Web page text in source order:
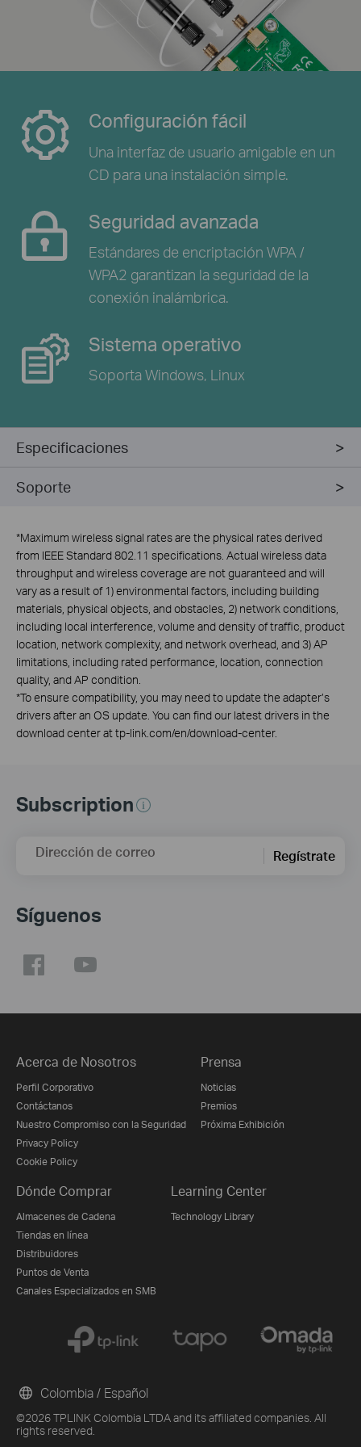
Configuración fácil
Una interfaz de usuario amigable en un
CD para una instalación simple.
Seguridad avanzada
Estándares de encriptación WPA /
WPA2 garantizan la seguridad de la
conexión inalámbrica.
Sistema operativo
Soporta Windows, Linux
Especificaciones
Soporte
*Maximum wireless signal rates are the physical rates derived
from IEEE Standard 802.11 specifications. Actual wireless data
throughput and wireless coverage are not guaranteed and will
vary as a result of 1) environmental factors, including building
materials, physical objects, and obstacles, 2) network conditions,
including local interference, volume and density of traffic, product
location, network complexity, and network overhead, and 3) AP
limitations, including rated performance, location, connection
quality, and AP condition.
*To ensure compatibility, you may need to update the adapter’s
drivers after an OS update. You can find our latest drivers in the
download center at tp-link.com/en/download-center.
Subscription
Dirección de correo Regístrate
Síguenos
Acerca de Nosotros
Perfil Corporativo
Contáctanos
Nuestro Compromiso con la Seguridad
Privacy Policy
Cookie Policy
Prensa
Noticias
Premios
Próxima Exhibición
Dónde Comprar
Almacenes de Cadena
Tiendas en línea
Distribuidores
Puntos de Venta
Canales Especializados en SMB
Learning Center
Technology Library
©2026 TPLINK Colombia LTDA and its affiliated companies. All
rights reserved.
Colombia / Español